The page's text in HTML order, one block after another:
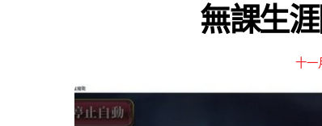
無課生
十一